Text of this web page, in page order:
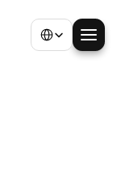
Select Language